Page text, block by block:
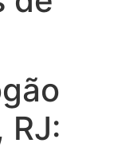
RJ: